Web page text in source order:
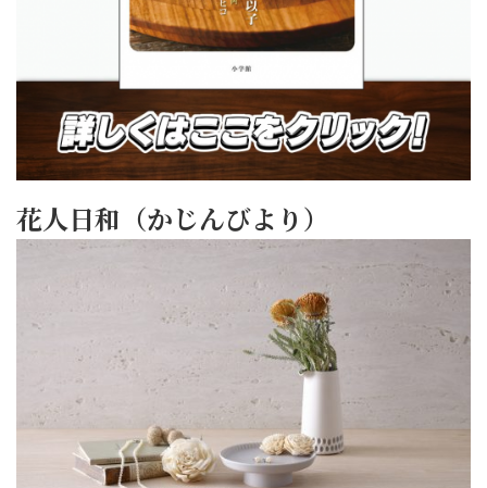
花人日和（かじんびより）